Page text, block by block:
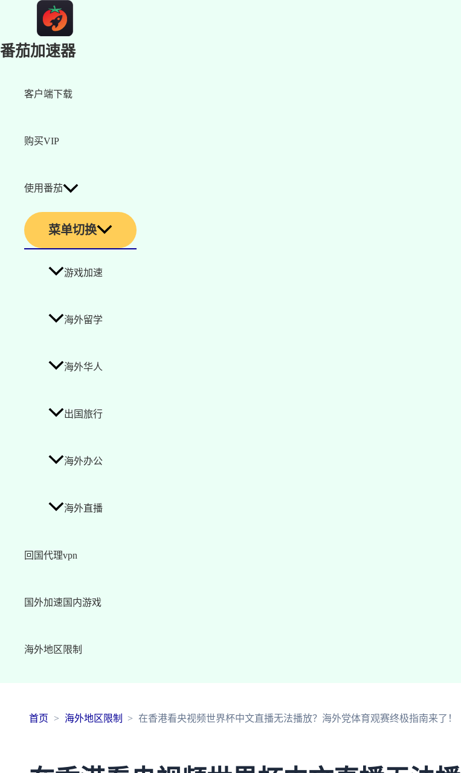
番茄加速器
客户端下载
购买VIP
使用番茄
菜单切换
游戏加速
海外留学
海外华人
出国旅行
海外办公
海外直播
回国代理vpn
国外加速国内游戏
海外地区限制
首页 海外地区限制 在香港看央视频世界杯中文直播无法播放？海外党体育观赛终极指南来了！